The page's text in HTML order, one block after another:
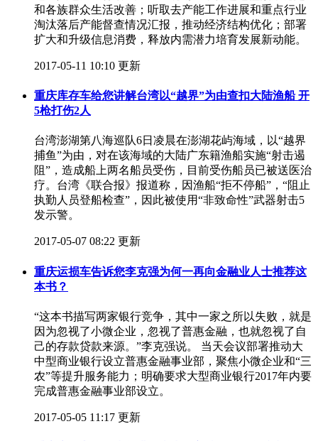
和各族群众生活改善；听取去产能工作进展和重点行业
淘汰落后产能督查情况汇报，推动经济结构优化；部署
扩大和升级信息消费，释放内需潜力培育发展新动能。
2017-05-11 10:10 更新
重庆库存车给您讲解台湾以“越界”为由查扣大陆渔船 开
5枪打伤2人
​台湾澎湖第八海巡队6日凌晨在澎湖花屿海域，以“越界
捕鱼”为由，对在该海域的大陆广东籍渔船实施“射击遏
阻”，造成船上两名船员受伤，目前受伤船员已被送医治
疗。台湾《联合报》报道称，因渔船“拒不停船”，“阻止
执勤人员登船检查”，因此被使用“非致命性”武器射击5
发示警。
2017-05-07 08:22 更新
重庆运损车告诉您李克强为何一再向金融业人士推荐这
本书？
​“这本书描写两家银行竞争，其中一家之所以失败，就是
因为忽视了小微企业，忽视了普惠金融，也就忽视了自
己的存款贷款来源。”李克强说。 当天会议部署推动大
中型商业银行设立普惠金融事业部，聚焦小微企业和“三
农”等提升服务能力；明确要求大型商业银行2017年内要
完成普惠金融事业部设立。
2017-05-05 11:17 更新